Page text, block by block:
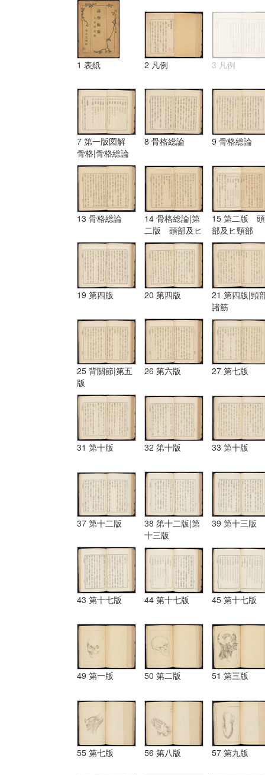
1 表紙 2 凡例 3 凡例
7 第一版図解
骨格|骨格総論
8 骨格総論 9 骨格総論
13 骨格総論
14 骨格総論|第
二版 頭部及ヒ
頸部
15 第二版 頭
部及ヒ頸部
19 第四版 20 第四版
21 第四版|頸
諸筋
25 背關節|第五
版
26 第六版 27 第七版
31 第十版 32 第十版 33 第十版
37 第十二版
38 第十二版|第
十三版
39 第十三版
43 第十七版 44 第十七版 45 第十七版
49 第一版 50 第二版 51 第三版
55 第七版 56 第八版 57 第九版